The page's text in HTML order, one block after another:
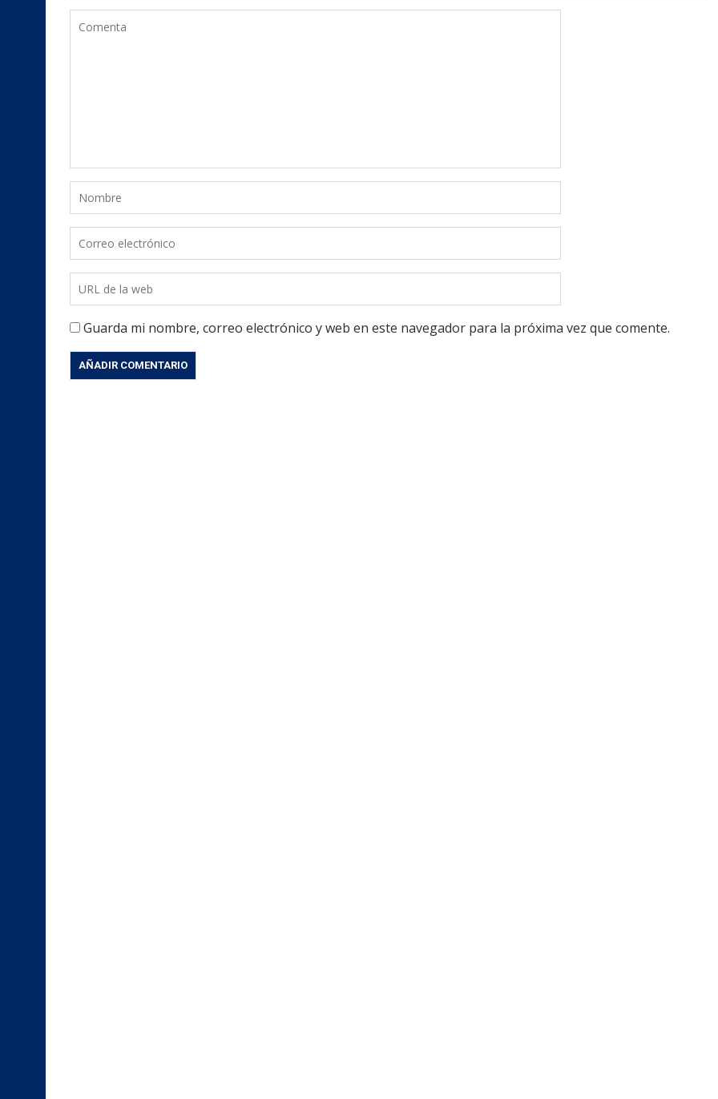
Guarda mi nombre, correo electrónico y web en este navegador para la próxima vez que comente.